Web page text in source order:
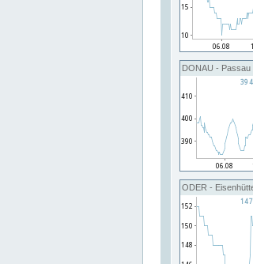
DONAU - Passau
ODER -